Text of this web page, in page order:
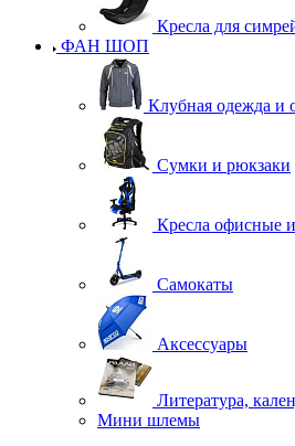
Кресла для
ФАН ШОП
Клубная одежда и
Сумки и рюкзаки
Кресла офисные
Самокаты
Аксессуары
Литература,
Мини шлемы